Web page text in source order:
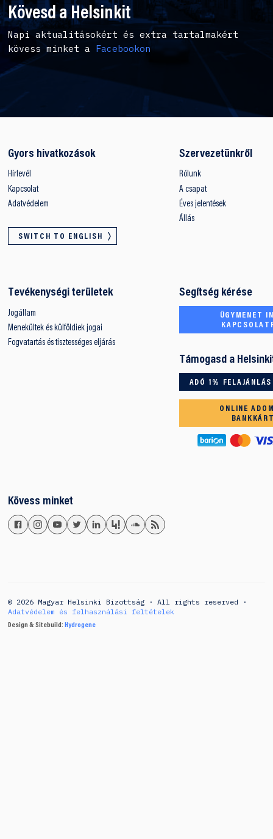
Kövesd a Helsinkit
Napi aktualitásokért és extra tartalmakért
kövess minket a Facebookon
Gyors hivatkozások
Hírlevél
Kapcsolat
Adatvédelem
SWITCH TO ENGLISH
Szervezetünkről
Rólunk
A csapat
Éves jelentések
Állás
Tevékenységi területek
Jogállam
Menekültek és külföldiek jogai
Fogvatartás és tisztességes eljárás
Segítség kérése
ÜGYMENET
Támogasd a
ADÓ 1% FELAJÁNLÁS
ONLINE
Kövess minket
© 2026 Magyar Helsinki Bizottság · All rights reserved ·
Adatvédelem és felhasználási feltételek
Design & Sitebuild: Hydrogene